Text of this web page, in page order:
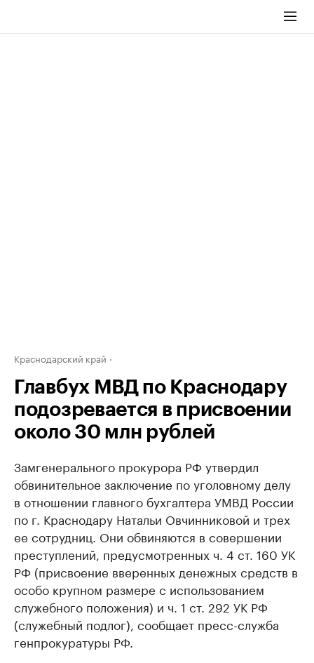
Краснодарский край
Главбух МВД по Краснодару
подозревается в присвоении
около 30 млн рублей
Замгенерального прокурора РФ утвердил
обвинительное заключение по уголовному делу
в отношении главного бухгалтера УМВД России
по г. Краснодару Натальи Овчинниковой и трех
ее сотрудниц. Они обвиняются в совершении
преступлений, предусмотренных ч. 4 ст. 160 УК
РФ (присвоение вверенных денежных средств в
особо крупном размере с использованием
служебного положения) и ч. 1 ст. 292 УК РФ
(служебный подлог), сообщает пресс-служба
генпрокуратуры РФ.